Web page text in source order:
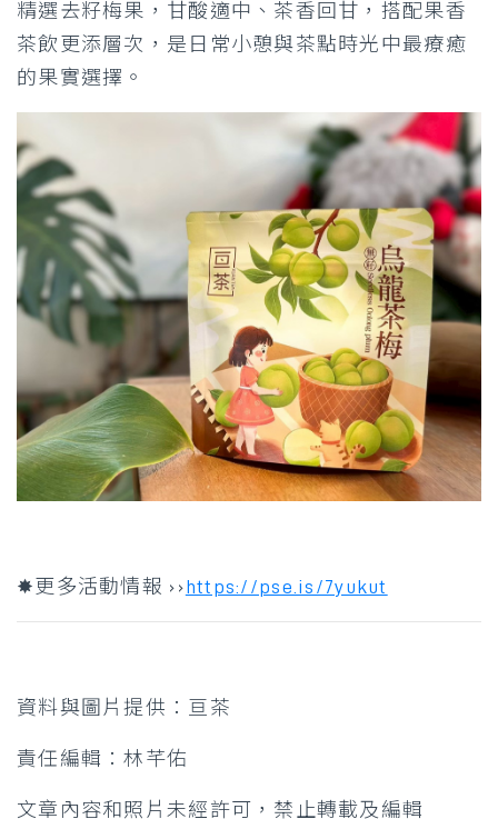
精選去籽梅果，甘酸適中、茶香回甘，搭配果香
茶飲更添層次，是日常小憩與茶點時光中最療癒
的果實選擇。
✸更多活動情報 ››https://pse.is/7yukut
資料與圖片提供：亘茶
責任編輯：林芊佑
文章內容和照片未經許可，禁止轉載及編輯